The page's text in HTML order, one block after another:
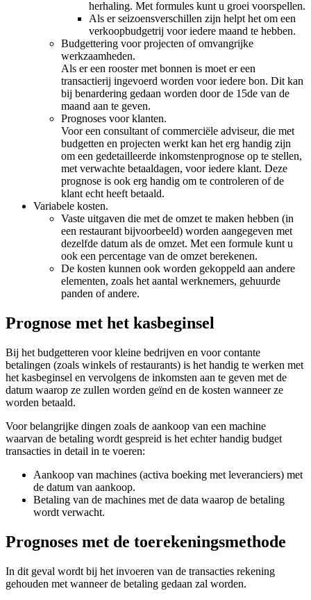
herhaling. Met formules kunt u groei voorspellen.
Als er seizoensverschillen zijn helpt het om een
verkoopbudgetrij voor iedere maand te hebben.
Budgettering voor projecten of omvangrijke
werkzaamheden.
Als er een rooster met bonnen is moet er een
transactierij ingevoerd worden voor iedere bon. Dit kan
bij benardering gedaan worden door de 15de van de
maand aan te geven.
Prognoses voor klanten.
Voor een consultant of commerciële adviseur, die met
budgetten en projecten werkt kan het erg handig zijn
om een gedetailleerde inkomstenprognose op te stellen,
met verwachte betaaldagen, voor iedere klant. Deze
prognose is ook erg handig om te controleren of de
klant echt heeft betaald.
Variabele kosten.
Vaste uitgaven die met de omzet te maken hebben (in
een restaurant bijvoorbeeld) worden aangegeven met
dezelfde datum als de omzet. Met een formule kunt u
ook een percentage van de omzet berekenen.
De kosten kunnen ook worden gekoppeld aan andere
elementen, zoals het aantal werknemers, gehuurde
panden of andere.
Prognose met het kasbeginsel
Bij het budgetteren voor kleine bedrijven en voor contante
betalingen (zoals winkels of restaurants) is het handig te werken met
het kasbeginsel en vervolgens de inkomsten aan te geven met de
datum waarop ze zullen worden geïnd en de kosten wanneer ze
worden betaald.
Voor belangrijke dingen zoals de aankoop van een machine
waarvan de betaling wordt gespreid is het echter handig budget
transacties in detail in te voeren:
Aankoop van machines (activa boeking met leveranciers) met
de datum van aankoop.
Betaling van de machines met de data waarop de betaling
wordt verwacht.
Prognoses met de toerekeningsmethode
In dit geval wordt bij het invoeren van de transacties rekening
gehouden met wanneer de betaling gedaan zal worden.